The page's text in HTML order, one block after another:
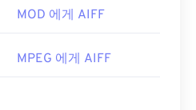
MOD 에게 AIFF
MPEG 에게 AIFF